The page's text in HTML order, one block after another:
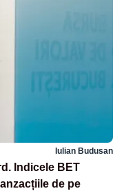
Iulian Budusan
Indicele BET
de pe